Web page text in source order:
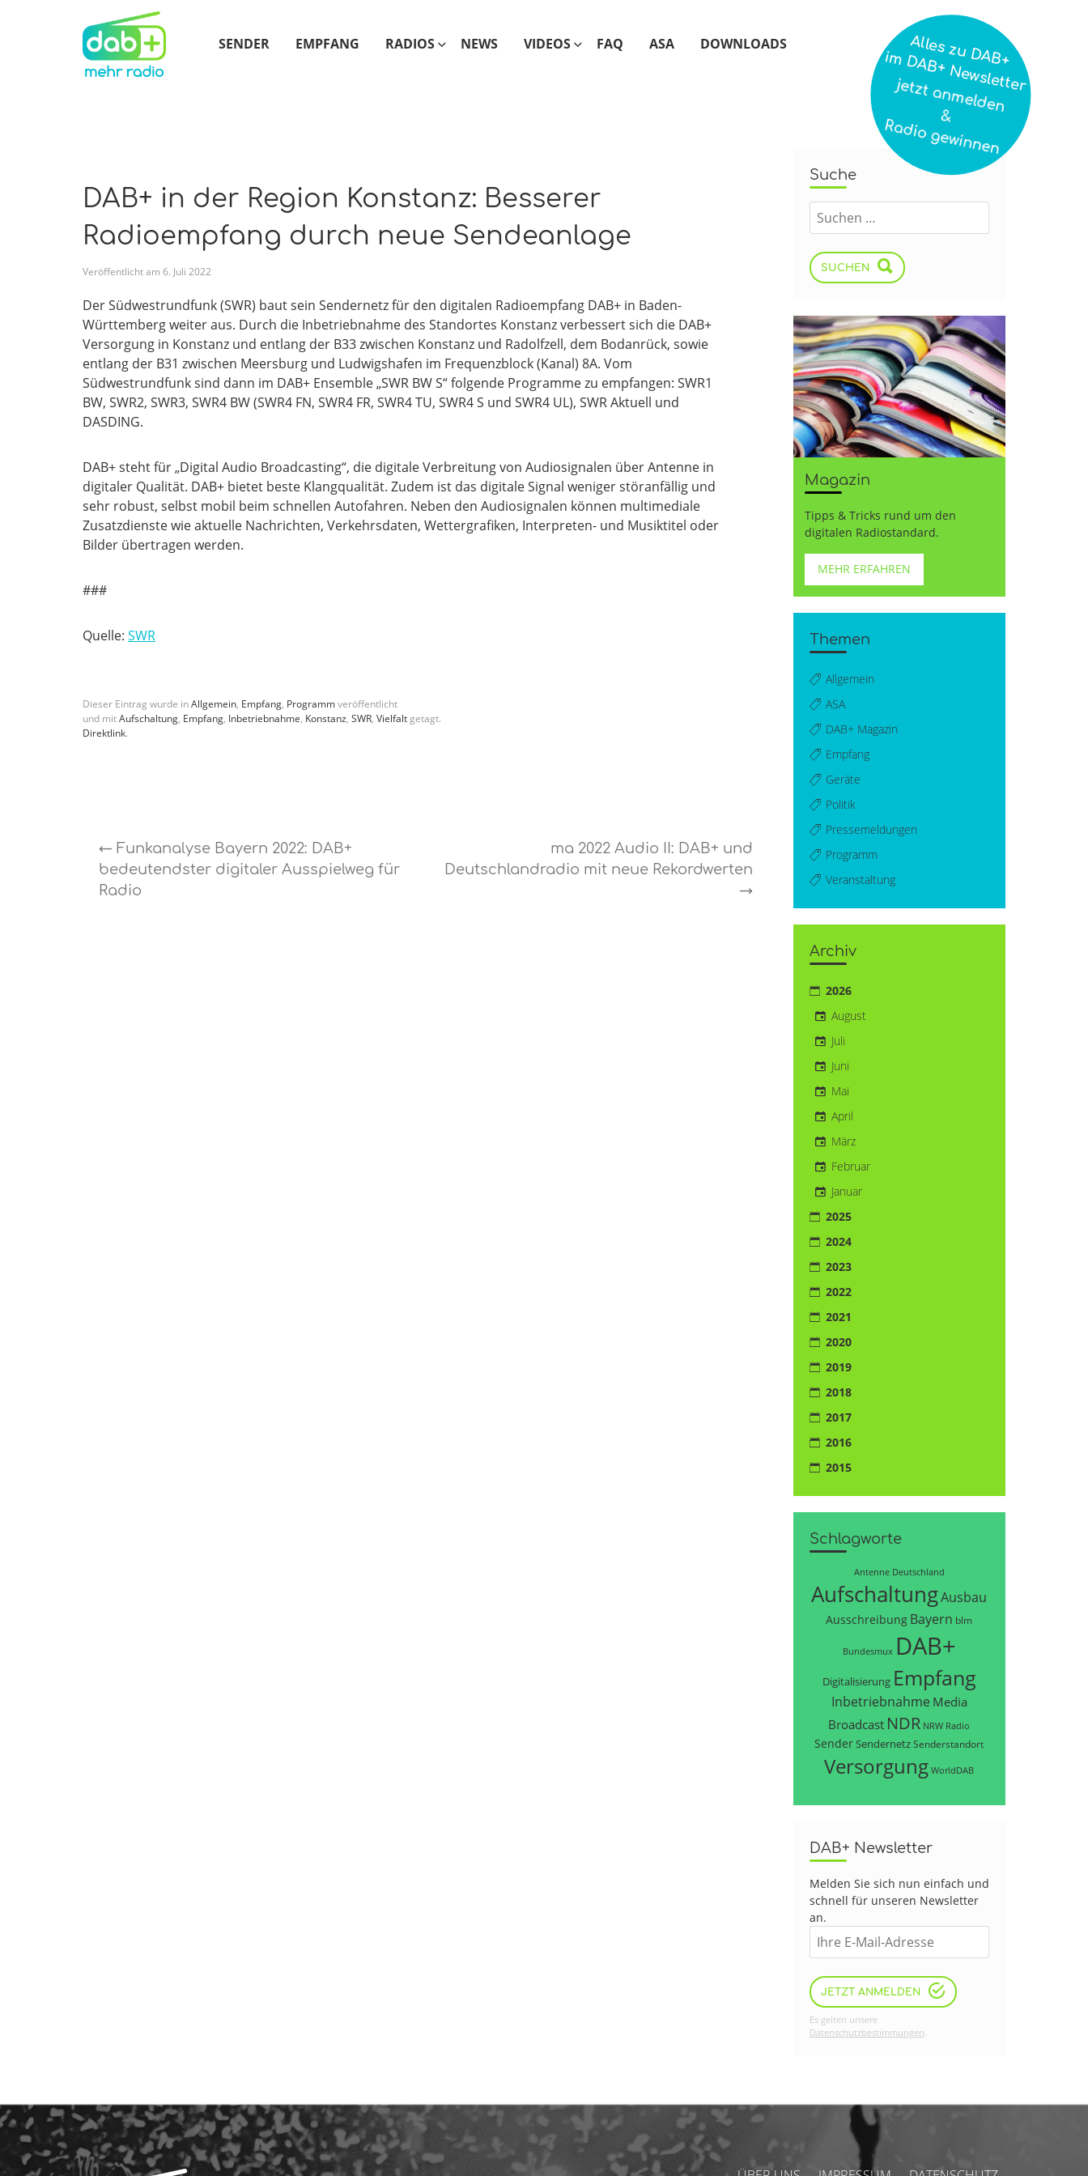
SENDER EMPFANG RADIOS NEWS VIDEOS FAQ ASA DOWNLOADS
DAB+ in der Region Konstanz: Besserer
Radioempfang durch neue Sendeanlage
Veröffentlicht am 6. Juli 2022
Der Südwestrundfunk (SWR) baut sein Sendernetz für den digitalen Radioempfang DAB+ in Baden-
Württemberg weiter aus. Durch die Inbetriebnahme des Standortes Konstanz verbessert sich die DAB+
Versorgung in Konstanz und entlang der B33 zwischen Konstanz und Radolfzell, dem Bodanrück, sowie
entlang der B31 zwischen Meersburg und Ludwigshafen im Frequenzblock (Kanal) 8A. Vom
Südwestrundfunk sind dann im DAB+ Ensemble „SWR BW S“ folgende Programme zu empfangen: SWR1
BW, SWR2, SWR3, SWR4 BW (SWR4 FN, SWR4 FR, SWR4 TU, SWR4 S und SWR4 UL), SWR Aktuell und
DASDING.
DAB+ steht für „Digital Audio Broadcasting“, die digitale Verbreitung von Audiosignalen über Antenne in
digitaler Qualität. DAB+ bietet beste Klangqualität. Zudem ist das digitale Signal weniger störanfällig und
sehr robust, selbst mobil beim schnellen Autofahren. Neben den Audiosignalen können multimediale
Zusatzdienste wie aktuelle Nachrichten, Verkehrsdaten, Wettergrafiken, Interpreten- und Musiktitel oder
Bilder übertragen werden.
###
Quelle: SWR
Dieser Eintrag wurde inAllgemein, Empfang, Programmveröffentlicht
und mitAufschaltung, Empfang, Inbetriebnahme, Konstanz, SWR, Vielfalt getagt.
Direktlink.
← Funkanalyse Bayern 2022: DAB+
bedeutendster digitaler Ausspielweg für
Radio
ma 2022 Audio II: DAB+ und
Deutschlandradio mit neue Rekordwerten
→
Suche
SUCHEN
Magazin
Tipps & Tricks rund um den
digitalen Radiostandard.
MEHR ERFAHREN
Themen
Allgemein
ASA
DAB+ Magazin
Empfang
Geräte
Politik
Pressemeldungen
Programm
Veranstaltung
Archiv
2026
August
Juli
Juni
Mai
April
März
Februar
Januar
2025
2024
2023
2022
2021
2020
2019
2018
2017
2016
2015
Schlagworte
Antenne Deutschland
AufschaltungAusbau
Ausschreibung Bayern blm
Bundesmux DAB+
Digitalisierung Empfang
Inbetriebnahme Media
Broadcast NDR NRW Radio
SenderSendernetzSenderstandort
Versorgung WorldDAB
DAB+ Newsletter
Melden Sie sich nun einfach und
schnell für unseren Newsletter
an.
JETZT ANMELDEN
Es gelten unsere
Datenschutzbestimmungen.
Alles zu DAB+
im DAB+ Newsletter
jetzt anmelden
&
Radio gewinnen